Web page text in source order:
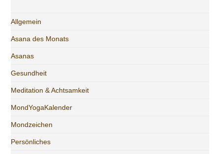
Allgemein
Asana des Monats
Asanas
Gesundheit
Meditation & Achtsamkeit
MondYogaKalender
Mondzeichen
Persönliches